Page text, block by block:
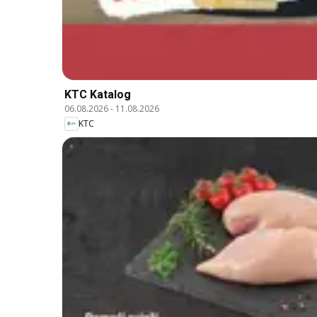
KTC Katalog
06.08.2026- 11.08.2026
KTC